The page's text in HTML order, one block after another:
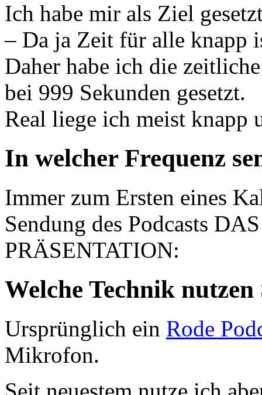
Ich habe mir als Ziel
– Da ja Zeit für alle knapp
Daher habe ich die
bei 999 Sekunden gesetzt.
Real liege ich meist knapp
In welcher Frequenz
Immer zum Ersten eines
Sendung des Podcasts
PRÄSENTATION:
Welche Technik
Ursprünglich ein Rode
Mikrofon.